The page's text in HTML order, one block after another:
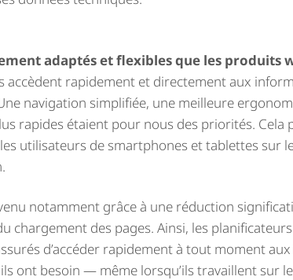
adaptés et flexibles que les produits
accèdent rapidement et directement aux
navigation simplifiée, une meilleure
rapides étaient pour nous des priorités. Cela
utilisateurs de smartphones et tablettes sur
notamment grâce à une réduction
chargement des pages. Ainsi, les
d’accéder rapidement à tout moment
ont besoin — même lorsqu’ils travaillent sur